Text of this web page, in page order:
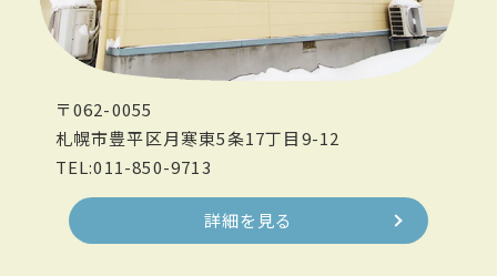
〒062-0055
札幌市豊平区月寒東5条17丁目9-12
TEL:011-850-9713
詳細を見る